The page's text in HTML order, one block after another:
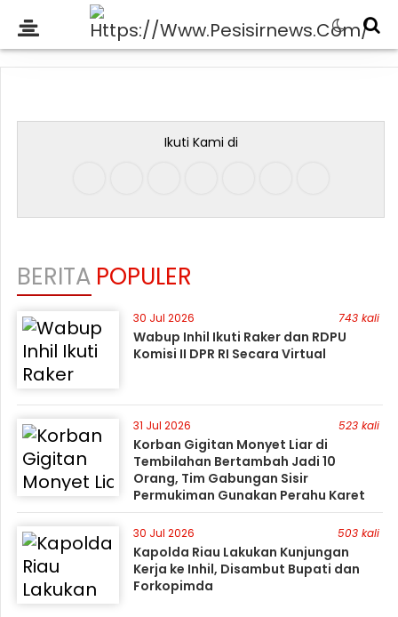
Ikuti Kami di
BERITA POPULER
30 Jul 2026 743 kali
Wabup Inhil Ikuti Raker dan RDPU
Komisi II DPR RI Secara Virtual
31 Jul 2026 523 kali
Korban Gigitan Monyet Liar di
Tembilahan Bertambah Jadi 10
Orang, Tim Gabungan Sisir
Permukiman Gunakan Perahu Karet
30 Jul 2026 503 kali
Kapolda Riau Lakukan Kunjungan
Kerja ke Inhil, Disambut Bupati dan
Forkopimda